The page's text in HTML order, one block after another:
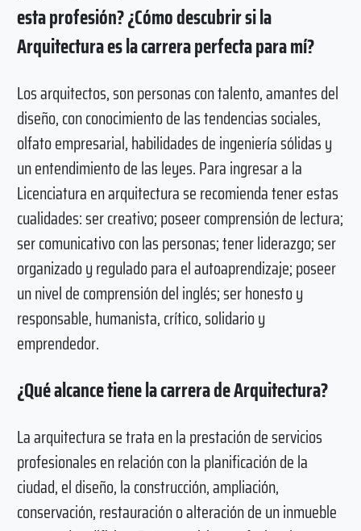
esta profesión? ¿Cómo descubrir si la
Arquitectura es la carrera perfecta para mí?
Los arquitectos, son personas con talento, amantes del
diseño, con conocimiento de las tendencias sociales,
olfato empresarial, habilidades de ingeniería sólidas y
un entendimiento de las leyes. Para ingresar a la
Licenciatura en arquitectura se recomienda tener estas
cualidades: ser creativo; poseer comprensión de lectura;
ser comunicativo con las personas; tener liderazgo; ser
organizado y regulado para el autoaprendizaje; poseer
un nivel de comprensión del inglés; ser honesto y
responsable, humanista, crítico, solidario y
emprendedor.
¿Qué alcance tiene la carrera de Arquitectura?
La arquitectura se trata en la prestación de servicios
profesionales en relación con la planificación de la
ciudad, el diseño, la construcción, ampliación,
conservación, restauración o alteración de un inmueble